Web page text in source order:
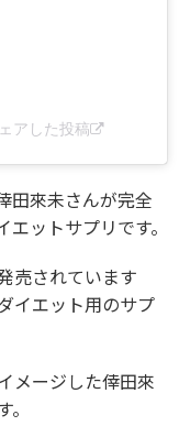
アした投稿
田來未さんが完全
ットサプリです。
売されています
イエット用のサプ
メージした倖田來